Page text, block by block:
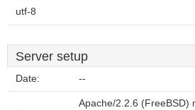
utf-8
Server setup
Date: --
Apache/2.2.6 (FreeBSD)